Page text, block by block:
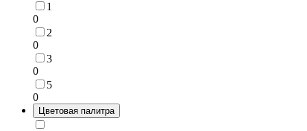
1
0
2
0
3
0
5
0
Цветовая палитра